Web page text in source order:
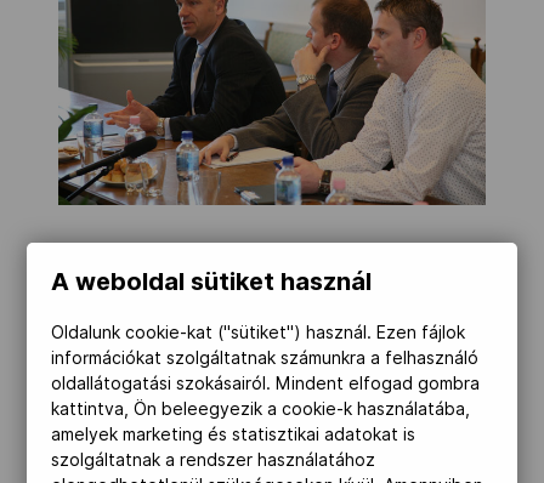
év végén karácsony és újév közötti
Debrecenben rendezett nemzetközi
tornával kezdődött. Majd az Euroligába
történő tervezett bekapcsolódással
A weboldal sütiket használ
Oldalunk cookie-kat ("sütiket") használ. Ezen fájlok
információkat szolgáltatnak számunkra a felhasználó
oldallátogatási szokásairól. Mindent elfogad gombra
kattintva, Ön beleegyezik a cookie-k használatába,
amelyek marketing és statisztikai adatokat is
szolgáltatnak a rendszer használatához